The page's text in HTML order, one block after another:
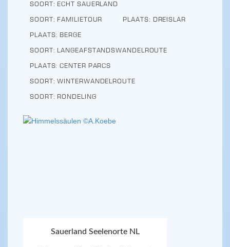
SOORT: ECHT SAUERLAND
SOORT: FAMILIETOUR
PLAATS: DREISLAR
PLAATS: BERGE
SOORT: LANGEAFSTANDSWANDELROUTE
PLAATS: CENTER PARCS
SOORT: WINTERWANDELROUTE
SOORT: RONDELING
Sauerland Seelenorte NL